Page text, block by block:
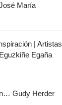
María
| Artistas
Egaña
Gudy Herder